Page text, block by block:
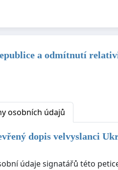
a odmítnutí
osobních údajů
dopis velvyslanci
údaje signatářů této